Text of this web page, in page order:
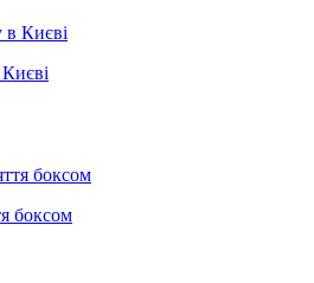
боксом